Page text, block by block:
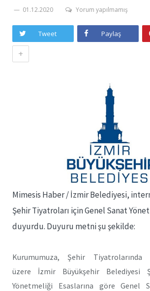
01.12.2020 Yorum yapılmamış
Tweet Paylaş
+
Mimesis Haber / İzmir Belediyesi,
Şehir Tiyatroları için Genel Sanat
duyurdu. Duyuru metni şu şekilde:
Kurumumuza, Şehir Tiyatrolarında
üzere İzmir Büyükşehir Belediyesi
Yönetmeliği Esaslarına göre Genel